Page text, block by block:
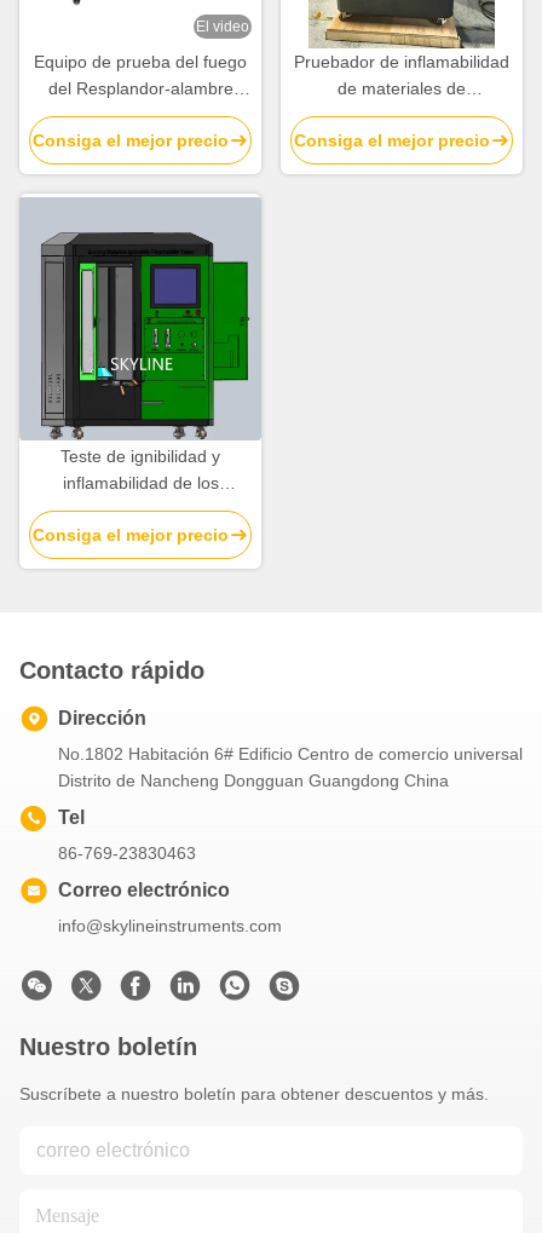
El video
Equipo de prueba del fuego
del Resplandor-alambre
IEC60695-2-10~13
Consiga el mejor precio
Pruebador de inflamabilidad
de materiales de
construcción GOST 30402
ISO 5657 Pruebador de
inflamabilidad con 10Kw/m2
Consiga el mejor precio
Teste de ignibilidad y
inflamabilidad de los
materiales de construcción
ISO 5657
Consiga el mejor precio
Contacto rápido
Dirección
No.1802 Habitación 6# Edificio Centro de comercio universal
Distrito de Nancheng Dongguan Guangdong China
Tel
86-769-23830463
Correo electrónico
info@skylineinstruments.com
Nuestro boletín
Suscríbete a nuestro boletín para obtener descuentos y más.